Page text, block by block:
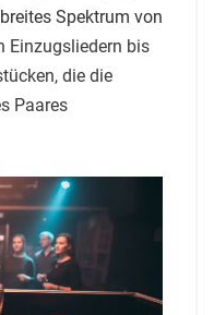
Spektrum von
Einzugsliedern bis
die die
Paares